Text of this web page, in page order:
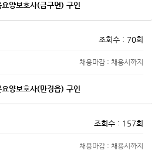
양보호사(금구면) 구인
조회수 : 70회
채용마감 : 채용시까지
양보호사(만경읍) 구인
조회수 : 157회
채용마감 : 채용시까지